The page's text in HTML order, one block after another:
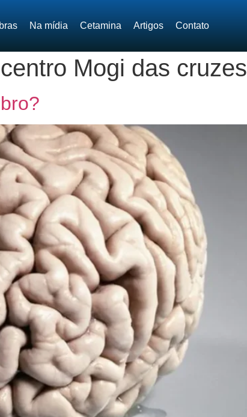
Na mídia Cetamina Artigos Contato
Mogi das cruzes